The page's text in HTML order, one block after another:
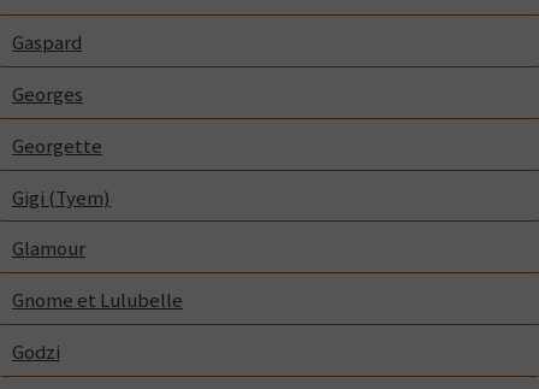
Gaspard
Georges
Georgette
Gigi (Tyem)
Glamour
Gnome et Lulubelle
Godzi